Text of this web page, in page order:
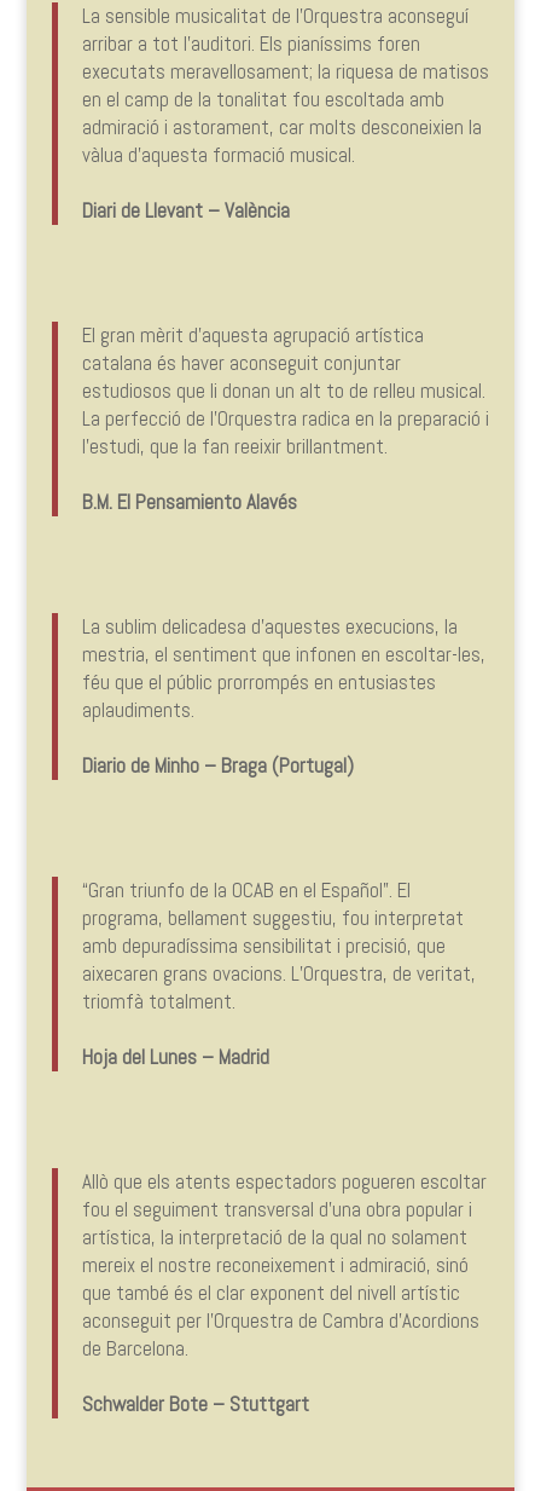
La sensible musicalitat de l’Orquestra aconseguí
arribar a tot l’auditori. Els pianíssims foren
executats meravellosament; la riquesa de matisos
en el camp de la tonalitat fou escoltada amb
admiració i astorament, car molts desconeixien la
vàlua d’aquesta formació musical.
Diari de Llevant – València
El gran mèrit d’aquesta agrupació artística
catalana és haver aconseguit conjuntar
estudiosos que li donan un alt to de relleu musical.
La perfecció de l’Orquestra radica en la preparació i
l’estudi, que la fan reeixir brillantment.
B.M. El Pensamiento Alavés
La sublim delicadesa d’aquestes execucions, la
mestria, el sentiment que infonen en escoltar-les,
féu que el públic prorrompés en entusiastes
aplaudiments.
Diario de Minho – Braga (Portugal)
“Gran triunfo de la OCAB en el Español”. El
programa, bellament suggestiu, fou interpretat
amb depuradíssima sensibilitat i precisió, que
aixecaren grans ovacions. L’Orquestra, de veritat,
triomfà totalment.
Hoja del Lunes – Madrid
Allò que els atents espectadors pogueren escoltar
fou el seguiment transversal d’una obra popular i
artística, la interpretació de la qual no solament
mereix el nostre reconeixement i admiració, sinó
que també és el clar exponent del nivell artístic
aconseguit per l’Orquestra de Cambra d’Acordions
de Barcelona.
Schwalder Bote – Stuttgart